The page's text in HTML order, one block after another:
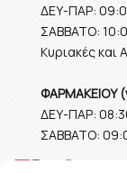
ΔΕΥ-ΠΑΡ:
ΣΑΒΒΑΤΟ:
Κυριακές και
ΦΑΡΜΑΚΕΙΟΥ
ΔΕΥ-ΠΑΡ:
ΣΑΒΒΑΤΟ:
Ε-mail